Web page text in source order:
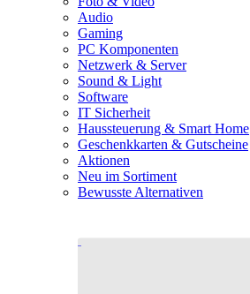
Audio
Gaming
PC Komponenten
Netzwerk & Server
Sound & Light
Software
IT Sicherheit
Haussteuerung & Smart Home
Geschenkkarten & Gutscheine
Aktionen
Neu im Sortiment
Bewusste Alternativen